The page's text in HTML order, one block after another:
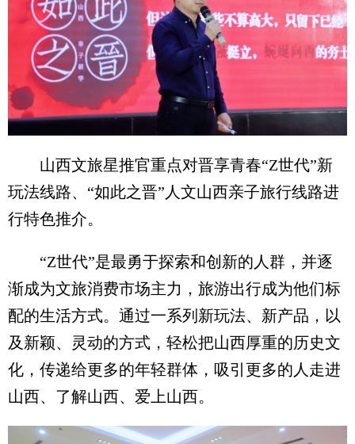
山西文旅星推官重点对晋享青春“Z世代”新
玩法线路、“如此之晋”人文山西亲子旅行线路进
行特色推介。
“Z世代”是最勇于探索和创新的人群，并逐
渐成为文旅消费市场主力，旅游出行成为他们标
配的生活方式。通过一系列新玩法、新产品，以
及新颖、灵动的方式，轻松把山西厚重的历史文
化，传递给更多的年轻群体，吸引更多的人走进
山西、了解山西、爱上山西。